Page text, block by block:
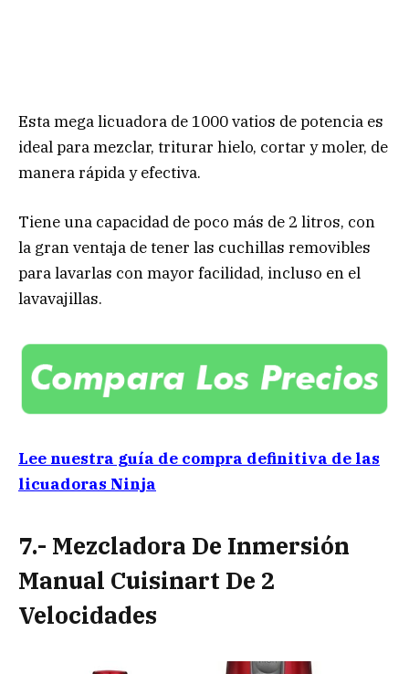
Esta mega licuadora de 1000 vatios de potencia es
ideal para mezclar, triturar hielo, cortar y moler, de
manera rápida y efectiva.
Tiene una capacidad de poco más de 2 litros, con
la gran ventaja de tener las cuchillas removibles
para lavarlas con mayor facilidad, incluso en el
lavavajillas.
Lee nuestra guía de compra definitiva de las
licuadoras Ninja
7.- Mezcladora De Inmersión
Manual Cuisinart De 2
Velocidades